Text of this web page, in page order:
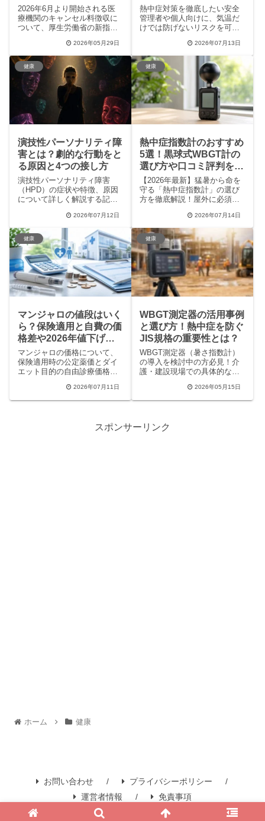
解を徹底解説
2026年6月より開始される医
療機関のキャンセル料徴収に
ついて、厚生労働省の新指針
場合に支払い義務が生じるの
か、3つの厳格な条件や予約料
との関係、トラブルを避ける
ためのポイントをまとめまし
た。不当な請求を防ぐための
知識を身につけ、安心して通
院するための情報を紹介しま
す。
2026年05月29日
熱中症対策を徹底したい安全
管理者や個人向けに、気温だ
けでは防げないリスクを可視
性、JIS規格などの選び方の基
準、企業や学校での具体的な
導入事例までを徹底的に解説
し、最適な測定器の選定と安
全な作業・生活環境の確立に
役立つ情報をお届けします。
2026年07月13日
健康
演技性パーソナリティ障
害とは？劇的な行動をと
る原因と4つの接し方
演技性パーソナリティ障害
（HPD）の症状や特徴、原因
について詳しく解説する記事
「わざとらしい」「注目され
たい」と悩む人に向けて、具
体的な実例や冷静に接するた
めの4つのポイントを紹介。こ
の記事を読めば、病気の背景
を理解し、お互いに疲弊しな
いための現実的な関わり方が
分かります。
2026年07月12日
健康
熱中症指数計のおすすめ
5選！黒球式WBGT計の
選び方や口コミ評判を徹
底比較
【2026年最新】猛暑から命を
守る「熱中症指数計」の選び
方を徹底解説！屋外に必須な
りん坊・タニタ・シンワ測定
などの人気5選、実際のユーザ
ー口コミを詳しく紹介しま
す。客観的なWBGT（暑さ指
数）測定で、大切な家族や現
場の安全を守る最適な一台が
見つかります。
2026年07月14日
健康
マンジャロの値段はいく
ら？保険適用と自費の価
格差や2026年値下げ情
報を徹底比較
マンジャロの価格について、
保険適用時の公定薬価とダイ
エット目的の自由診療価格を
やオンライン診療の注意点、
2026年8月の25%値下げ情報
2026年07月11日
健康
WBGT測定器の活用事例
と選び方！熱中症を防ぐ
JIS規格の重要性とは？
WBGT測定器（暑さ指数計）
の導入を検討中の方必見！介
護・建設現場での具体的な活
正しい選び方を専門家が解説
します。IoT連携やスマホ通知
全性を飛躍的に高める方法が
2026年05月15日
スポンサーリンク
ホーム 健康
お問い合わせ
プライバシーポリシー
運営者情報
免責事項
© 2026 NowBuzz All Rights Reserved.